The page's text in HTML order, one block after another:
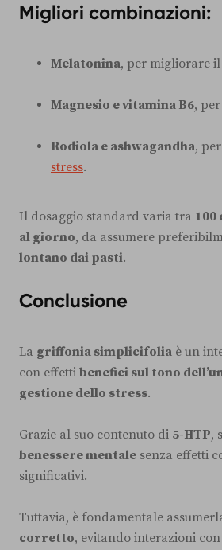
Migliori combinazioni:
Melatonina, per migliorare il
Magnesio e vitamina B6,
Rodiola e ashwagandha, per
stress.
Il dosaggio standard varia tra 100
al giorno, da assumere
lontano dai pasti.
Conclusione
La griffonia simplicifolia è un
con effetti benefici sul tono
gestione dello stress.
Grazie al suo contenuto di 5-HTP,
benessere mentale senza effetti
significativi.
Tuttavia, è fondamentale
corretto, evitando interazioni